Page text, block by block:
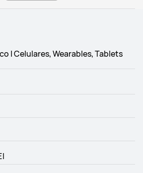
| Celulares, Wearables, Tablets